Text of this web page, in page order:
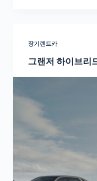
장기렌트카
그랜저 하이브리